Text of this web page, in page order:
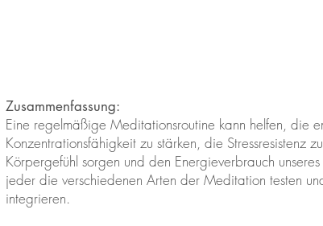
Zusammenfassung:
Eine regelmäßige Meditationsroutine kann helfen, die
Konzentrationsfähigkeit zu stärken, die Stressresistenz
Körpergefühl sorgen und den Energieverbrauch
jeder die verschiedenen Arten der Meditation testen
integrieren.